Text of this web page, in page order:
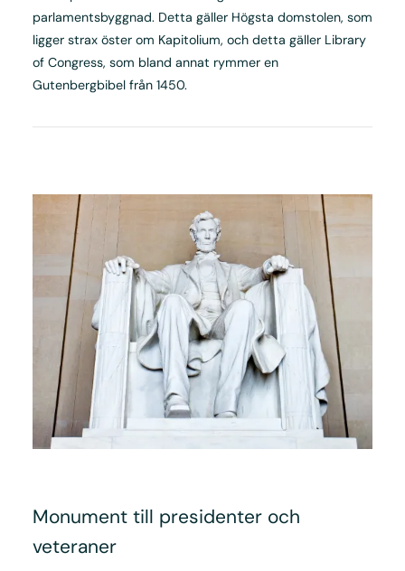
parlamentsbyggnad. Detta gäller Högsta domstolen, som
ligger strax öster om Kapitolium, och detta gäller Library
of Congress, som bland annat rymmer en
Gutenbergbibel från 1450.
Monument till presidenter och
veteraner